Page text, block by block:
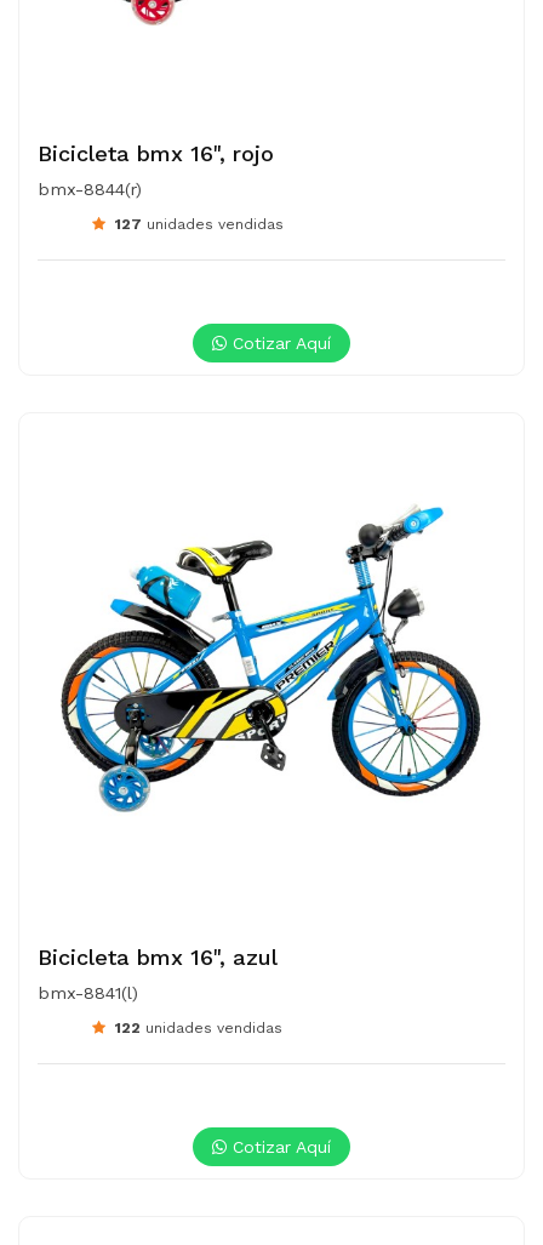
Bicicleta bmx 16", rojo
bmx-8844(r)
127 unidades vendidas
Cotizar Aquí
Bicicleta bmx 16", azul
bmx-8841(l)
122 unidades vendidas
Cotizar Aquí